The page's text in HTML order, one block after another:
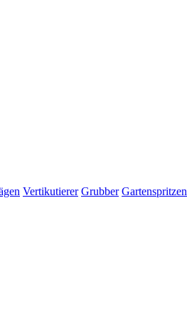
Vertikutierer Grubber Gartenspritzen